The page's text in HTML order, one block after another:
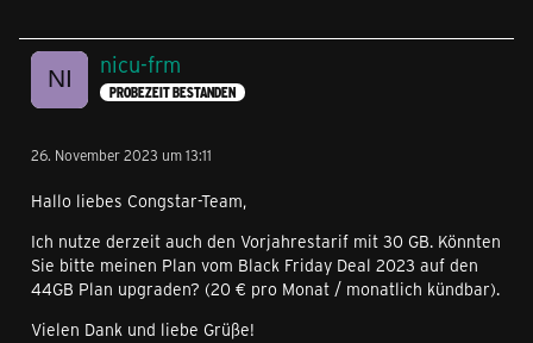
nicu-frm
PROBEZEIT BESTANDEN
26. November 2023 um 13:11
Hallo liebes Congstar-Team,
Ich nutze derzeit auch den Vorjahrestarif mit 30 GB. Könnten
Sie bitte meinen Plan vom Black Friday Deal 2023 auf den
44GB Plan upgraden? (20 € pro Monat / monatlich kündbar).
Vielen Dank und liebe Grüße!